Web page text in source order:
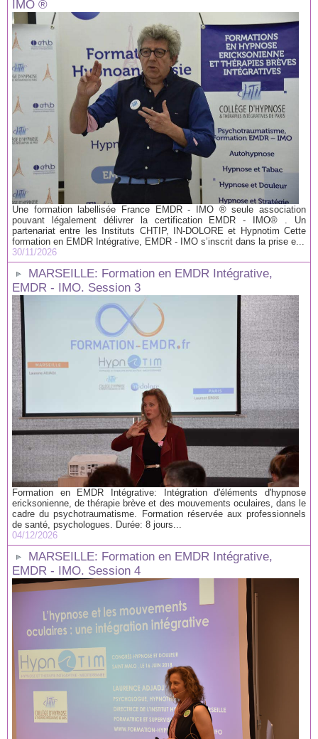
IMO ®
Une formation labellisée France EMDR - IMO ® seule association
pouvant légalement délivrer la certification EMDR - IMO® . Un
partenariat entre les Instituts CHTIP, IN-DOLORE et Hypnotim Cette
formation en EMDR Intégrative, EMDR - IMO s’inscrit dans la prise e...
30/11/2026
MARSEILLE: Formation en EMDR Intégrative,
EMDR - IMO. Session 3
Formation en EMDR Intégrative: Intégration d'éléments d'hypnose
ericksonienne, de thérapie brève et des mouvements oculaires, dans le
cadre du psychotraumatisme. Formation réservée aux professionnels
de santé, psychologues. Durée: 8 jours...
04/12/2026
MARSEILLE: Formation en EMDR Intégrative,
EMDR - IMO. Session 4